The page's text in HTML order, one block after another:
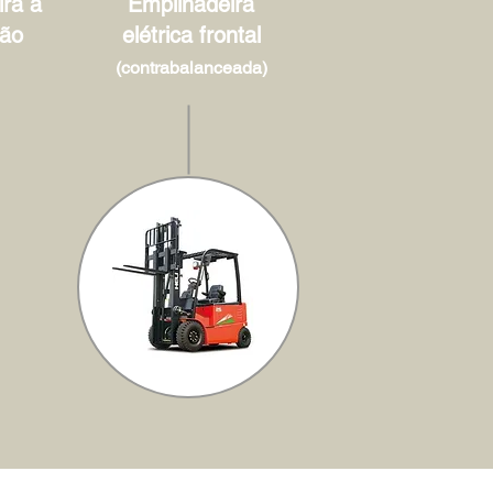
elétrica frontal
(contrabalanceada)